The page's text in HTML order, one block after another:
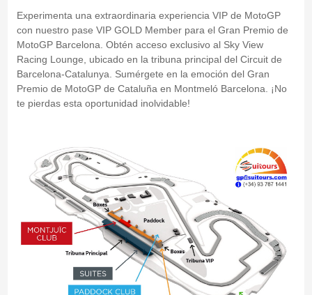
Experimenta una extraordinaria experiencia VIP de MotoGP
con nuestro pase VIP GOLD Member para el Gran Premio de
MotoGP Barcelona. Obtén acceso exclusivo al Sky View
Racing Lounge, ubicado en la tribuna principal del Circuit de
Barcelona-Catalunya. Sumérgete en la emoción del Gran
Premio de MotoGP de Cataluña en Montmeló Barcelona. ¡No
te pierdas esta oportunidad inolvidable!